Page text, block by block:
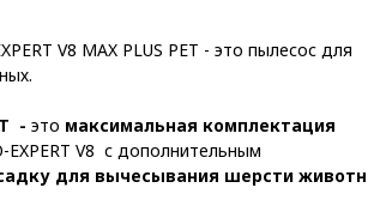
V8 MAX PLUS PET - это пылесос для
- это максимальная комплектация
V8 с дополнительным
для вычесывания шерсти